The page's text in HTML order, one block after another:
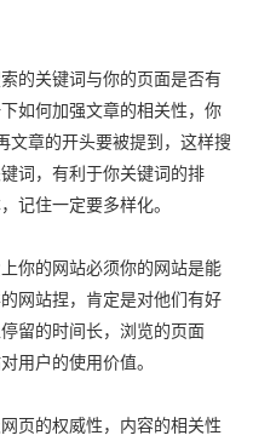
的关键词与你的页面是否有
如何加强文章的相关性，你
文章的开头要被提到，这样搜
词，有利于你关键词的排
记住一定要多样化。
你的网站必须你的网站是能
网站捏，肯定是对他们有好
留的时间长，浏览的页面
用户的使用价值。
页的权威性，内容的相关性